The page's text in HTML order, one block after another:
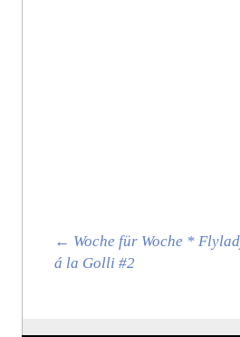
Post navigation
← Woche für Woche *
á la Golli #2